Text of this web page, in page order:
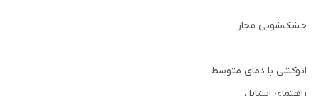
خشک‌شویی مجاز
اتوکشی با دمای متوسط